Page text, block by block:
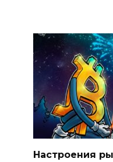
Настроения